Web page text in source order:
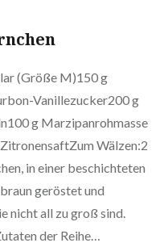
(Größe M)150 g
Vanillezucker200 g
g Marzipanrohmasse
Wälzen:2
in einer beschichteten
geröstet und
nicht all zu groß sind.
der Reihe…